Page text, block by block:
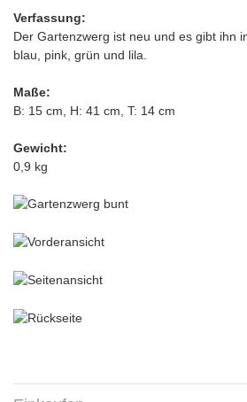
Verfassung:
Der Gartenzwerg ist neu und es gibt ihn
blau, pink, grün und lila.
Maße:
B: 15 cm, H: 41 cm, T: 14 cm
Gewicht:
0,9 kg